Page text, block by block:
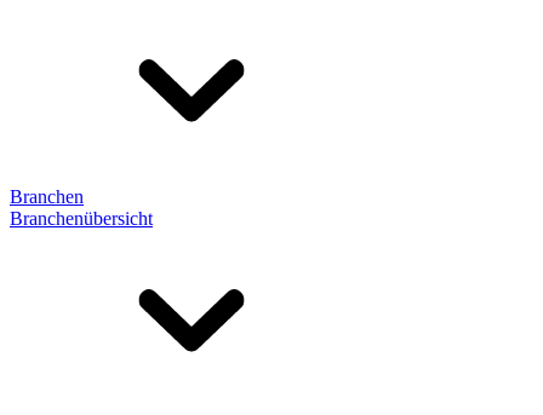
Branchen
Branchenübersicht